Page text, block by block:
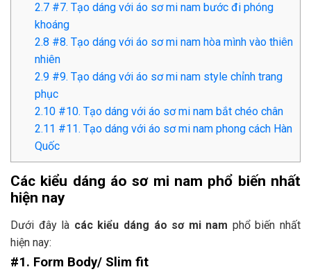
2.7 #7. Tạo dáng với áo sơ mi nam bước đi phóng
khoáng
2.8 #8. Tạo dáng với áo sơ mi nam hòa mình vào thiên
nhiên
2.9 #9. Tạo dáng với áo sơ mi nam style chỉnh trang
phục
2.10 #10. Tạo dáng với áo sơ mi nam bắt chéo chân
2.11 #11. Tạo dáng với áo sơ mi nam phong cách Hàn
Quốc
Các kiểu dáng áo sơ mi nam phổ biến nhất
hiện nay
Dưới đây là các kiểu dáng áo sơ mi nam phổ biến nhất
hiện nay:
#1. Form Body/ Slim fit